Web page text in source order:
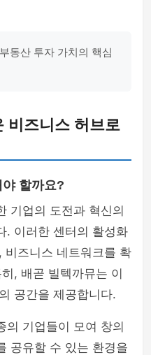
동산 투자 가치의 핵심
비즈니스 허브로
할까요?
기업의 도전과 혁신의
. 이러한 센터의 활성화
비즈니스 네트워크를 확
, 배곧 빌텍까뮤는 이
공간을 제공합니다.
의 기업들이 모여 창의
공유할 수 있는 환경을